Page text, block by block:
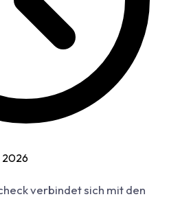
2026
verbindet sich mit den